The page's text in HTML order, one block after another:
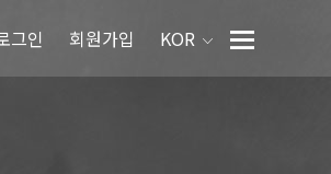
그인 회원가입 KOR